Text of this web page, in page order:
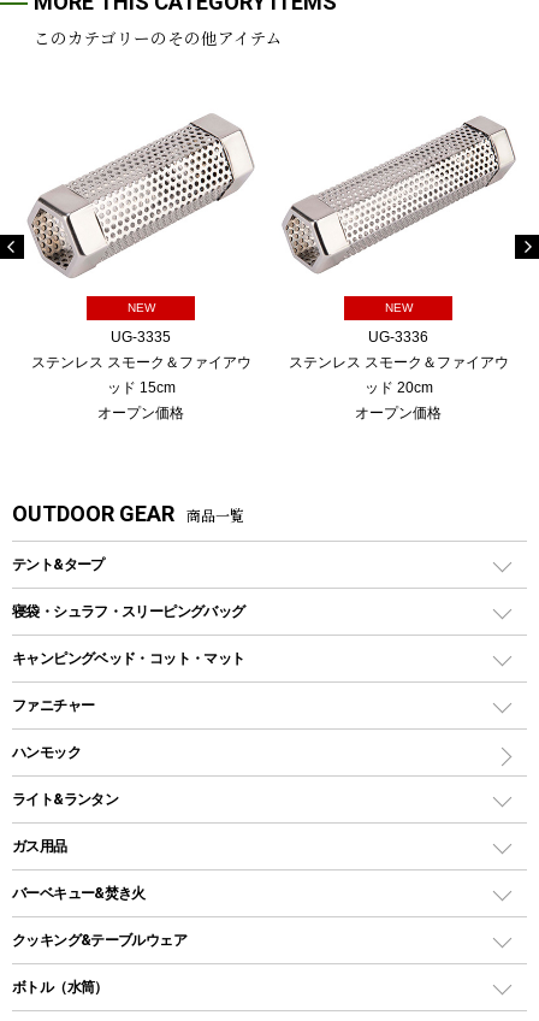
このカテゴリーのその他アイテム
NEW
UG-3335
ステンレス スモーク＆ファイアウ
ッド 15cm
オープン価格
NEW
UG-3336
ステンレス スモーク＆ファイアウ
ッド 20cm
オープン価格
OUTDOOR GEAR 商品一覧
テント&タープ
テント
ツールームテント
ワンポールテント
シェルターテント
ソロテント
ロッジ型・オリジナルテント
タープ
スクエアタープ（レクタタープ）
メッシュタープ
寝袋・シュラフ・スリーピングバッグ
レクタングラー型（封筒型）シュラフ
インナーシュラフ
キャンピングベッド・コット・マット
キャンピングベッド・コット
インフレータブルマット
ファニチャー
アウトドアテーブル
レジャーシート
ハンモック
ライト&ランタン
LEDランタン
ガスランタン
オイルランタン
LEDライト
ガス用品
ガスバーナー
ガス缶
バーベキュー&焚き火
バーベキューコンロ、グリル
焚き火台タイプ（ロースタイル）グリル
クッキング&テーブルウェア
ダッチオーブン
ボトル（水筒）